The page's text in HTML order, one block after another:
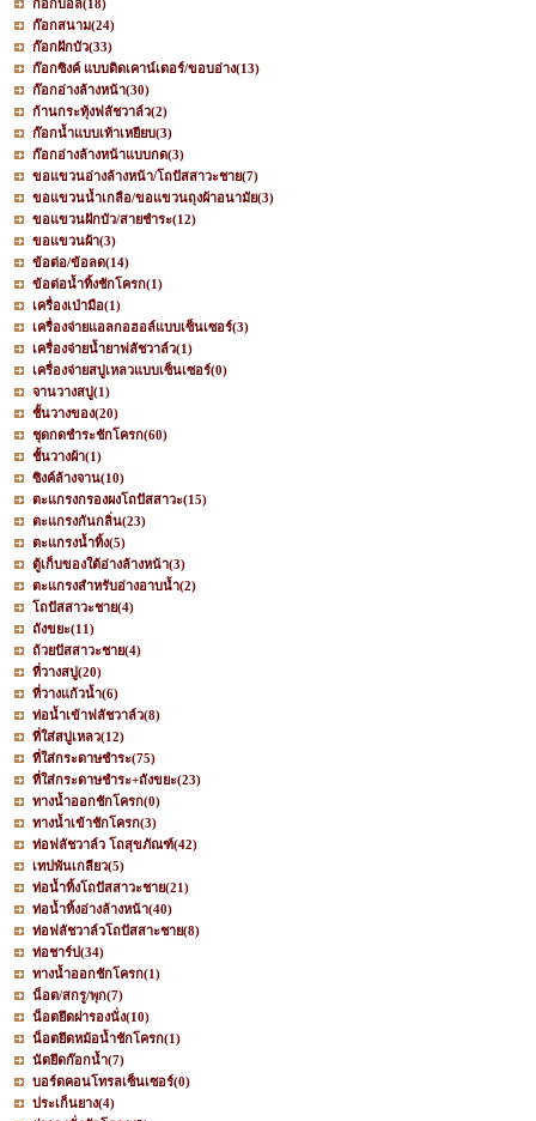
ก๊อกบอล(18)
ก๊อกสนาม(24)
ก๊อกฝักบัว(33)
ก๊อกซิงค์ แบบติดเคาน์เตอร์/ขอบอ่าง(13)
ก๊อกอ่างล้างหน้า(30)
ก้านกระทุ้งฟลัชวาล์ว(2)
ก๊อกน้ำแบบเท้าเหยียบ(3)
ก๊อกอ่างล้างหน้าแบบกด(3)
ขอแขวนอ่างล้างหน้า/โถปัสสาวะชาย(7)
ขอแขวนน้ำเกลือ/ขอแขวนถุงผ้าอนามัย(3)
ขอแขวนฝักบัว/สายชำระ(12)
ขอแขวนผ้า(3)
ข้อต่อ/ข้อลด(14)
ข้อต่อน้ำทิ้งชักโครก(1)
เครื่องเป่ามือ(1)
เครื่องจ่ายแอลกอฮอล์แบบเซ็นเซอร์(3)
เครื่องจ่ายน้ำยาฟลัชวาล์ว(1)
เครื่องจ่ายสบู่เหลวแบบเซ็นเซอร์(0)
จานวางสบู่(1)
ชั้นวางของ(20)
ชุดกดชำระชักโครก(60)
ชั้นวางผ้า(1)
ซิงค์ล้างจาน(10)
ตะแกรงกรองผงโถปัสสาวะ(15)
ตะแกรงกันกลิ่น(23)
ตะแกรงน้ำทิ้ง(5)
ตู้เก็บของใต้อ่างล้างหน้า(3)
ตะแกรงสำหรับอ่างอาบน้ำ(2)
โถปัสสาวะชาย(4)
ถังขยะ(11)
ถ้วยปัสสาวะชาย(4)
ที่วางสบู่(20)
ที่วางแก้วน้ำ(6)
ท่อน้ำเข้าฟลัชวาล์ว(8)
ที่ใส่สบู่เหลว(12)
ที่ใส่กระดาษชำระ(75)
ที่ใส่กระดาษชำระ+ถังขยะ(23)
ทางน้ำออกชักโครก(0)
ทางน้ำเข้าชักโครก(3)
ท่อฟลัชวาล์ว โถสุขภัณฑ์(42)
เทปพันเกลียว(5)
ท่อน้ำทิ้งโถปัสสาวะชาย(21)
ท่อน้ำทิ้งอ่างล้างหน้า(40)
ท่อฟลัชวาล์วโถปัสสาะชาย(8)
ท่อชาร์ป(34)
ทางน้ำออกชักโครก(1)
น็อต/สกรู/พุก(7)
น็อตยึดฝารองนั่ง(10)
น็อตยึดหม้อน้ำชักโครก(1)
นัตยึดก๊อกน้ำ(7)
บอร์ดคอนโทรลเซ็นเซอร์(0)
ประเก็นยาง(4)